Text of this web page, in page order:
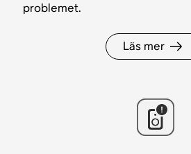
problemet.
Läs mer